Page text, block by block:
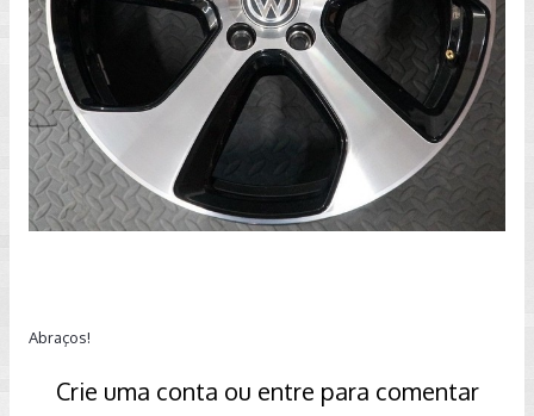
Abraços!
Crie uma conta ou entre para comentar